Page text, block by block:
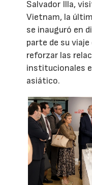
Salvador Illa,
Vietnam, la
se inauguró en
parte de su
reforzar las
institucionales
asiático.